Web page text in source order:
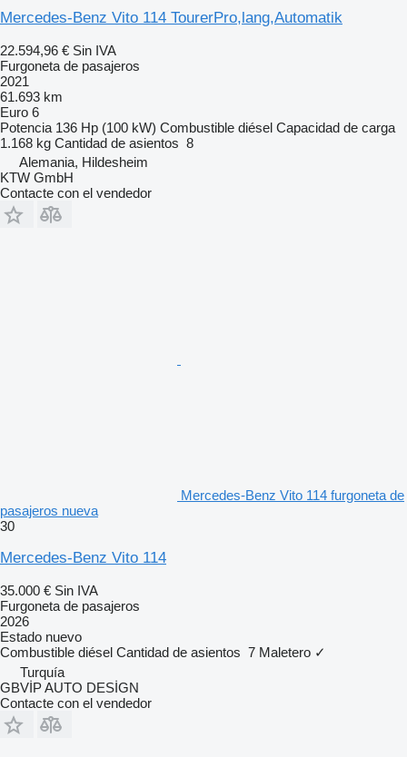
Mercedes-Benz Vito 114 TourerPro,lang,Automatik
22.594,96 € Sin IVA
Furgoneta de pasajeros
2021
61.693 km
Euro 6
Potencia 136 Hp (100 kW) Combustible diésel Capacidad de carga
1.168 kg Cantidad de asientos 8
Alemania, Hildesheim
KTW GmbH
Contacte con el vendedor
Mercedes-Benz Vito 114 furgoneta de
pasajeros nueva
30
Mercedes-Benz Vito 114
35.000 € Sin IVA
Furgoneta de pasajeros
2026
Estado nuevo
Combustible diésel Cantidad de asientos 7 Maletero ✓
Turquía
GBVİP AUTO DESİGN
Contacte con el vendedor